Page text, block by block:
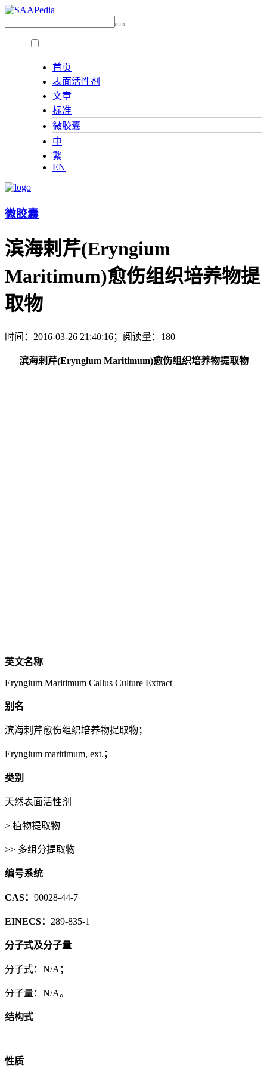
首页
表面活性剂
文章
标准
微胶囊
中
繁
EN
微胶囊
滨海剌芹(Eryngium
Maritimum)愈伤组织培养物提
取物
时间：2016-03-26 21:40:16；阅读量：180
滨海剌芹(Eryngium Maritimum)愈伤组织培养物提取物
英文名称
Eryngium Maritimum Callus Culture Extract
别名
滨海剌芹愈伤组织培养物提取物；
Eryngium maritimum, ext.；
类别
天然表面活性剂
> 植物提取物
>> 多组分提取物
编号系统
CAS： 90028-44-7
EINECS： 289-835-1
分子式及分子量
分子式：N/A；
分子量：N/A。
结构式
性质